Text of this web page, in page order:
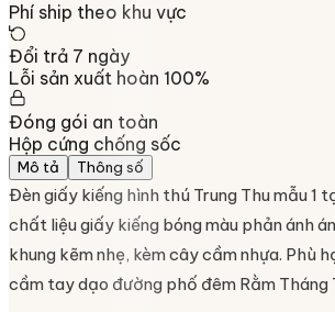
Phí ship theo khu vực
Đổi trả 7 ngày
Lỗi sản xuất hoàn 100%
Đóng gói an toàn
Hộp cứng chống sốc
Mô tả Thông số
Đèn giấy kiếng hình thú Trung Thu mẫu 1
chất liệu giấy kiếng bóng màu phản ánh
khung kẽm nhẹ, kèm cây cầm nhựa. Phù
cầm tay dạo đường phố đêm Rằm Tháng